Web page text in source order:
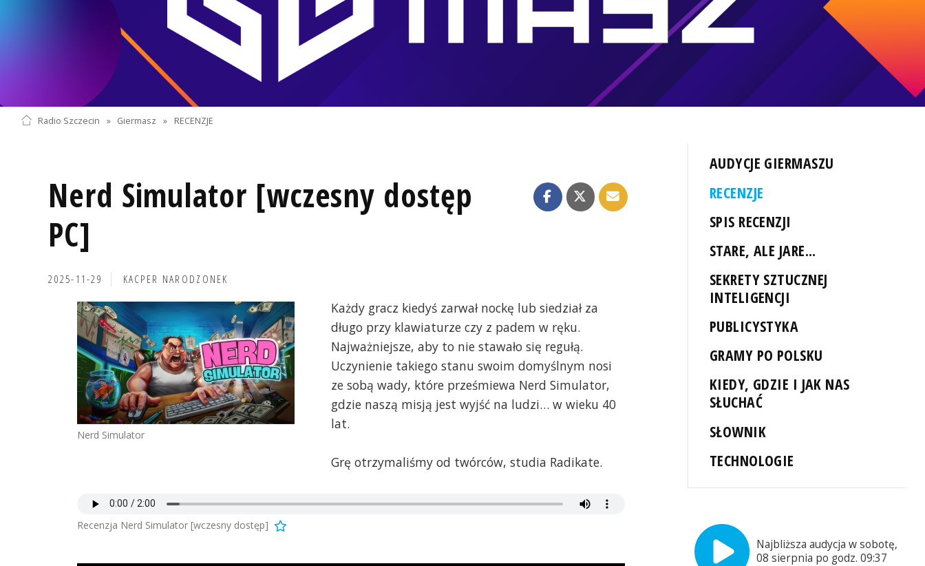
Radio Szczecin » Giermasz » RECENZJE
Nerd Simulator [wczesny dostęp
PC]
2025-11-29 KACPER NARODZONEK
Nerd Simulator
Każdy gracz kiedyś zarwał nockę lub siedział za
długo przy klawiaturze czy z padem w ręku.
Najważniejsze, aby to nie stawało się regułą.
Uczynienie takiego stanu swoim domyślnym nosi
ze sobą wady, które prześmiewa Nerd Simulator,
gdzie naszą misją jest wyjść na ludzi… w wieku 40
lat.
Grę otrzymaliśmy od twórców, studia Radikate.
Recenzja Nerd Simulator [wczesny dostęp]
AUDYCJE GIERMASZU
RECENZJE
SPIS RECENZJI
STARE, ALE JARE...
SEKRETY SZTUCZNEJ
INTELIGENCJI
PUBLICYSTYKA
GRAMY PO POLSKU
KIEDY, GDZIE I JAK NAS
SŁUCHAĆ
SŁOWNIK
TECHNOLOGIE
Najbliższa audycja w sobotę,
08 sierpnia po godz. 09:37